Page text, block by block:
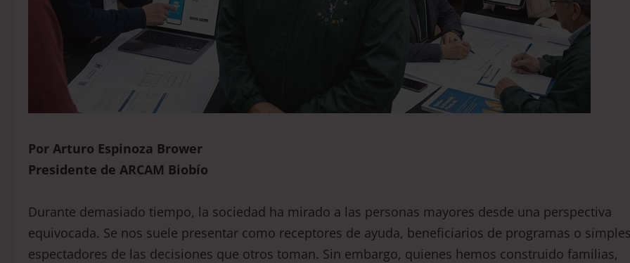
Por Arturo Espinoza Brower
Presidente de ARCAM Biobío
Durante demasiado tiempo, la sociedad ha mirado a las personas mayores desde una perspectiva
equivocada. Se nos suele presentar como receptores de ayuda, beneficiarios de programas o
espectadores de las decisiones que otros toman. Sin embargo, quienes hemos construido familias,